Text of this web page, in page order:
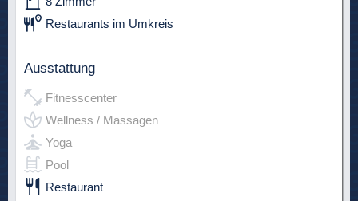
Restaurants im Umkreis
Ausstattung
Fitnesscenter
Wellness / Massagen
Yoga
Pool
Restaurant